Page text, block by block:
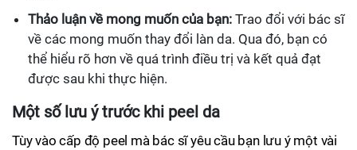
Thảo luận về mong muốn của bạn: Trao đổi với bác sĩ
về các mong muốn thay đổi làn da. Qua đó, bạn có
thể hiểu rõ hơn về quá trình điều trị và kết quả đạt
được sau khi thực hiện.
Một số lưu ý trước khi peel da
Tùy vào cấp độ peel mà bác sĩ yêu cầu bạn lưu ý một vài